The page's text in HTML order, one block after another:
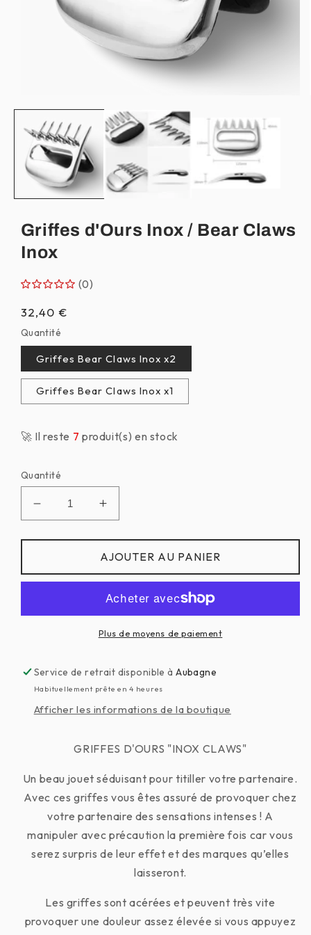
le
média
1
dans
une
fenêtre
modale
Griffes d'Ours Inox / Bear Claws
Inox
(0)
Prix
habituel
32,40 €
Quantité
Griffes Bear Claws Inox x2
Griffes Bear Claws Inox x1
🚀 Il reste 7 produit(s) en stock
Quantité
Réduire
la
quantité
Griffes
d&#39;Ours
/
Augmenter
la
quantité
de
Griffes
d&#39;Ours
Inox
/
Bear
AJOUTER AU PANIER
Plus de moyens de paiement
Service de retrait disponible àAubagne
Habituellement prête en 4 heures
Afficher les informations de la boutique
GRIFFES D'OURS "INOX CLAWS"
Un beau jouet séduisant pour titiller votre partenaire.
Avec ces griffes vous êtes assuré de provoquer chez
votre partenaire des sensations intenses ! A
manipuler avec précaution la première fois car vous
serez surpris de leur effet et des marques qu’elles
laisseront.
Les griffes sont acérées et peuvent très vite
provoquer une douleur assez élevée si vous appuyez